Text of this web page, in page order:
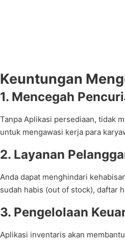
Keuntungan
1. Mencegah
Tanpa Aplikasi persediaan, tidak
untuk mengawasi kerja para
2. Layanan
Anda dapat menghindari
sudah habis (out of stock), daftar
3. Pengelolaan
Aplikasi inventaris akan